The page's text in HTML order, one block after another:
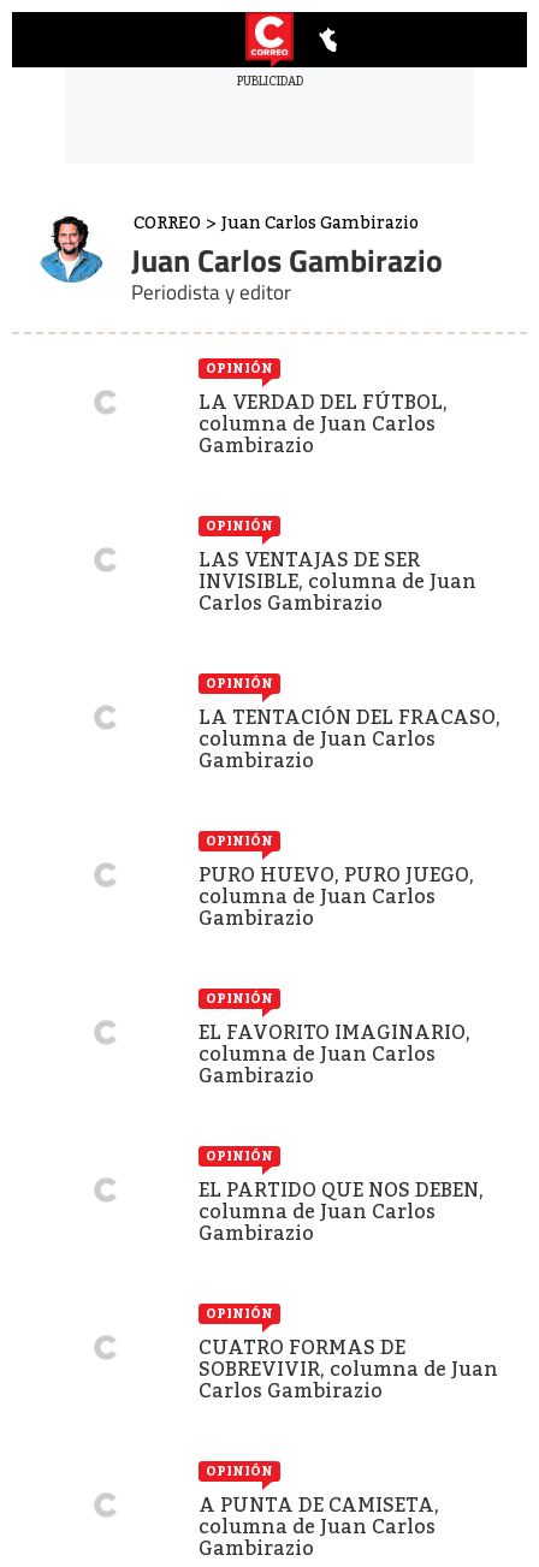
CORREO > Juan Carlos Gambirazio
Juan Carlos Gambirazio
Periodista y editor
OPINIÓN
LA VERDAD DEL FÚTBOL,
columna de Juan Carlos
Gambirazio
OPINIÓN
LAS VENTAJAS DE SER
INVISIBLE, columna de Juan
Carlos Gambirazio
OPINIÓN
LA TENTACIÓN DEL FRACASO,
columna de Juan Carlos
Gambirazio
OPINIÓN
PURO HUEVO, PURO JUEGO,
columna de Juan Carlos
Gambirazio
OPINIÓN
EL FAVORITO IMAGINARIO,
columna de Juan Carlos
Gambirazio
OPINIÓN
EL PARTIDO QUE NOS DEBEN,
columna de Juan Carlos
Gambirazio
OPINIÓN
CUATRO FORMAS DE
SOBREVIVIR, columna de Juan
Carlos Gambirazio
OPINIÓN
A PUNTA DE CAMISETA,
columna de Juan Carlos
Gambirazio